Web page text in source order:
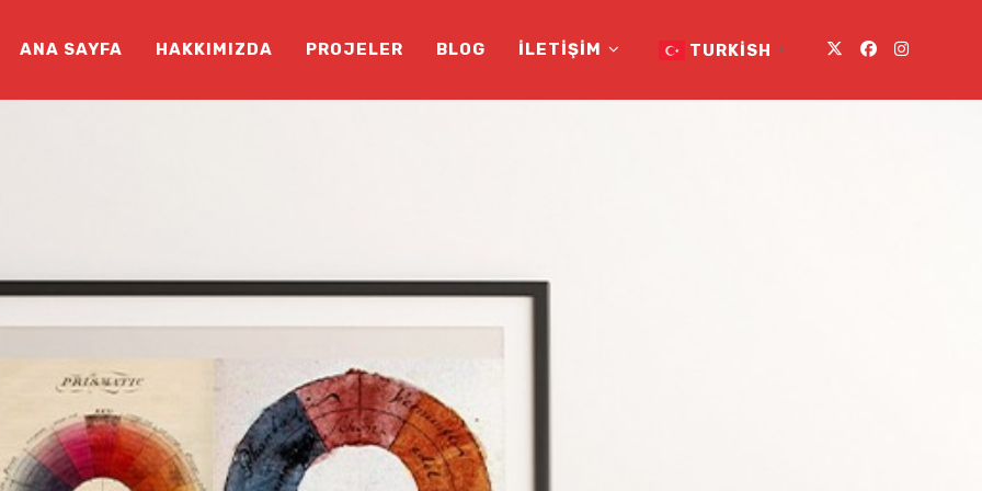
ANA SAYFA HAKKIMIZDA PROJELER BLOG İLETIŞIM TURKISH ▼